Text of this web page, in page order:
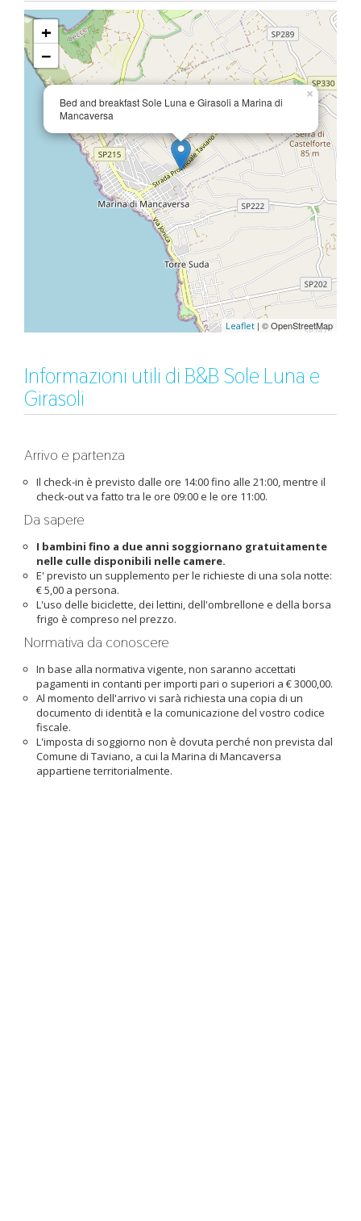
Bed and breakfast Sole Luna e Girasoli a Marina di
Mancaversa
×
+
−
Leaflet | © OpenStreetMap
Informazioni utili di B&B Sole Luna e
Girasoli
Arrivo e partenza
Il check-in è previsto dalle ore 14:00 fino alle 21:00, mentre il
check-out va fatto tra le ore 09:00 e le ore 11:00.
Da sapere
I bambini fino a due anni soggiornano gratuitamente
nelle culle disponibili nelle camere.
E' previsto un supplemento per le richieste di una sola notte:
€ 5,00 a persona.
L'uso delle biciclette, dei lettini, dell'ombrellone e della borsa
frigo è compreso nel prezzo.
Normativa da conoscere
In base alla normativa vigente, non saranno accettati
pagamenti in contanti per importi pari o superiori a € 3000,00.
Al momento dell'arrivo vi sarà richiesta una copia di un
documento di identità e la comunicazione del vostro codice
fiscale.
L'imposta di soggiorno non è dovuta perché non prevista dal
Comune di Taviano, a cui la Marina di Mancaversa
appartiene territorialmente.